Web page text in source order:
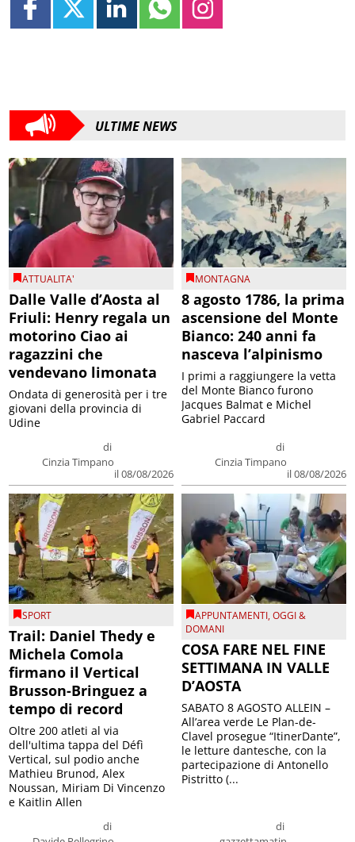
ULTIME NEWS
ATTUALITA'
Dalle Valle d’Aosta al
Friuli: Henry regala un
motorino Ciao ai
ragazzini che
vendevano limonata
di
Cinzia Timpano
il 08/08/2026
Ondata di generosità per i tre
giovani della provincia di
Udine
MONTAGNA
8 agosto 1786, la prima
ascensione del Monte
Bianco: 240 anni fa
nasceva l’alpinismo
di
Cinzia Timpano
il 08/08/2026
I primi a raggiungere la vetta
del Monte Bianco furono
Jacques Balmat e Michel
Gabriel Paccard
SPORT
Trail: Daniel Thedy e
Michela Comola
firmano il Vertical
Brusson-Bringuez a
tempo di record
di
Oltre 200 atleti al via
dell'ultima tappa del Défì
Vertical, sul podio anche
Mathieu Brunod, Alex
Noussan, Miriam Di Vincenzo
e Kaitlin Allen
APPUNTAMENTI,OGGI &
DOMANI
COSA FARE NEL FINE
SETTIMANA IN VALLE
D’AOSTA
di
SABATO 8 AGOSTO ALLEIN –
All’area verde Le Plan-de-
Clavel prosegue “ItinerDante”,
le letture dantesche, con la
partecipazione di Antonello
Pistritto (...